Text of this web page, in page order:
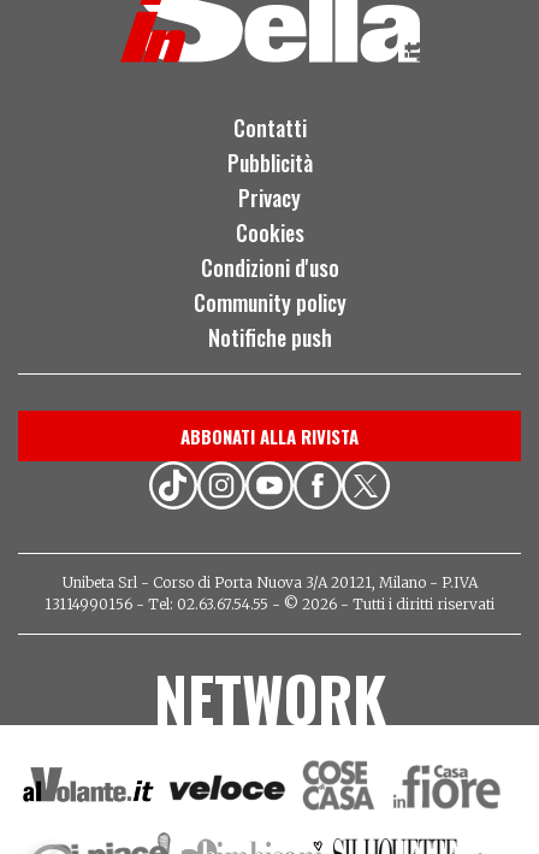
Contatti
Pubblicità
Privacy
Cookies
Condizioni d'uso
Community policy
Notifiche push
ABBONATI ALLA RIVISTA
Unibeta Srl - Corso di Porta Nuova 3/A 20121, Milano - P.IVA
13114990156 - Tel: 02.63.67.54.55 - © 2026 - Tutti i diritti riservati
NETWORK